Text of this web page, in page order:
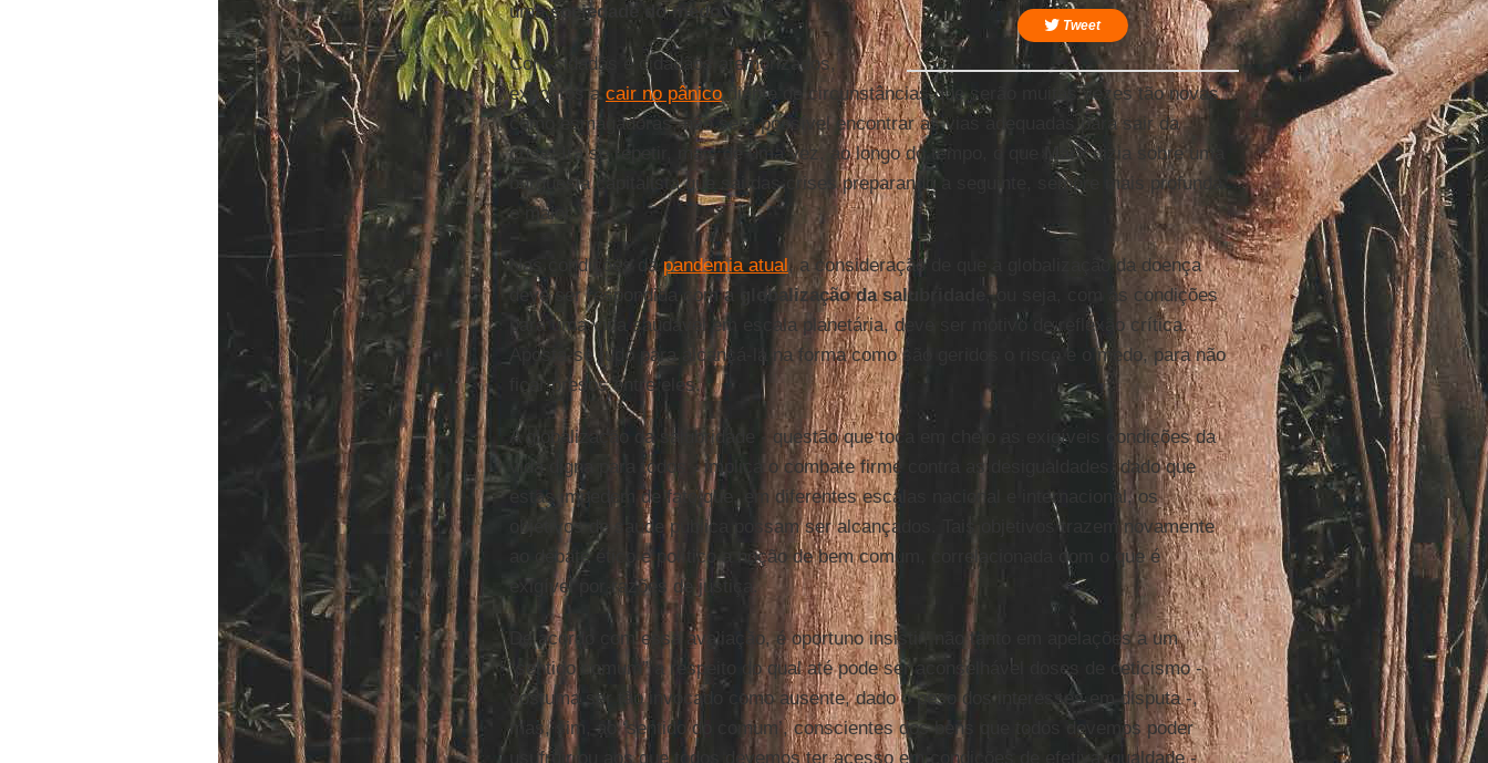
Tweet
umasociedade do medo .
Com cidadãs e cidadãos atemorizados,
expostos a cair no pânicodiante de circunstâncias que serão muitas vezes tão novas
como esmagadoras, não será possível encontrar as vias adequadas para sair da
crise. Irá se repetir, mais de uma vez, ao longo do tempo, o que
Marxdizia sobre uma
burguesia capitalista que sai das crises preparando a seguinte, sempre mais profunda
e maior.
Nas condições dapandemia atual, a consideração de que a globalização da doença
deve ser respondida com a
globalização da salubridade
, ou seja, com as condições
para uma vida saudável em escala planetária, deve ser motivo de reflexão crítica.
Aposta-se tudo para alcançá-la na forma como são geridos o risco e o medo, para não
ficar presos entre eles.
A globalização da salubridade - questão que toca em cheio as exigíveis condições da
vida digna para todos - implica o combate firme contra as desigualdades, dado que
estas impedem de fato que, em diferentes escalas nacional e internacional, os
objetivos de saúde pública possam ser alcançados. Tais objetivos trazem novamente
ao debate ético e político a noção de bem comum, correlacionada com o que é
exigível por razões de justiça.
De acordo com essa avaliação, é oportuno insistir, não tanto em apelações a um
“sentido comum” a respeito do qual até pode ser aconselhável doses de ceticismo -
costuma ser tão invocado como ausente, dado o peso dos interesses em disputa -,
mas, sim, ao ‘sentido do comum’, conscientes dos bens que todos devemos poder
usufruir ou aos que todos devemos ter acesso em condições de efetiva igualdade -